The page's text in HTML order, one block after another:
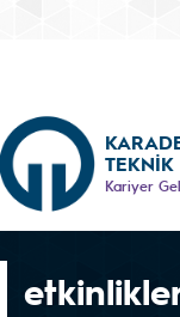
TEKNİK
Kariyer